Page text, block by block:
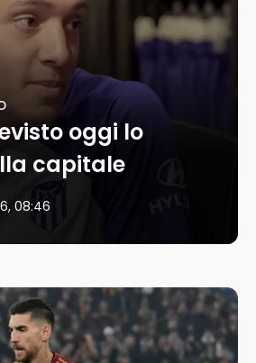
oggi lo
capitale
08:46